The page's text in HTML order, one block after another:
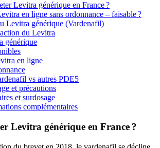
Levitra générique en France ?
en ligne sans ordonnance – faisable ?
Levitra générique (Vardenafil)
du Levitra
générique
en ligne
vs autres PDE5
et précautions
et surdosage
complémentaires
Levitra générique en France ?